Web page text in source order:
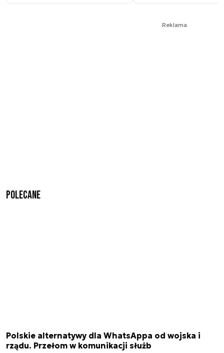
Reklama
Polecane
Polskie alternatywy dla WhatsAppa od wojska i
rządu. Przełom w komunikacji służb